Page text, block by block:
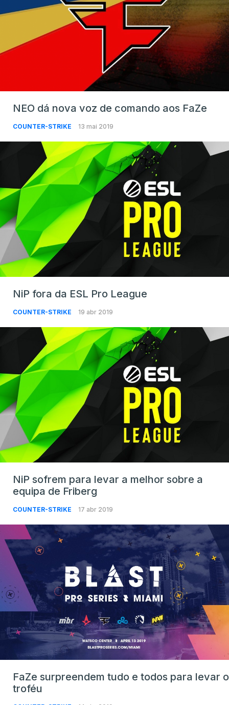
NEO dá nova voz de comando aos FaZe
COUNTER-STRIKE 13 mai 2019
NiP fora da ESL Pro League
COUNTER-STRIKE 19 abr 2019
NiP sofrem para levar a melhor sobre a
equipa de Friberg
COUNTER-STRIKE 17 abr 2019
FaZe surpreendem tudo e todos para levar o
troféu